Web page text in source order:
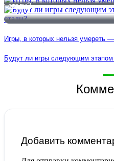
стали?
Игры, в которых нельзя умереть
Будут ли игры следующим
Добавить